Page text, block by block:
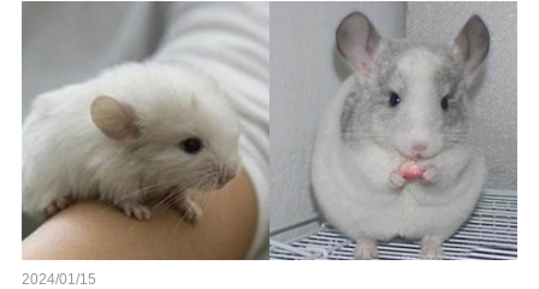
2024/01/15